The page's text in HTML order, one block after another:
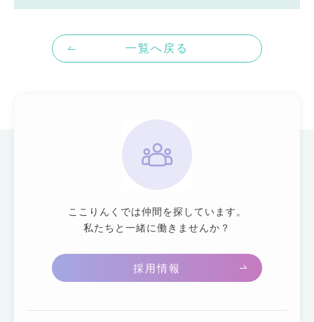
一覧へ戻る
ここりんくでは仲間を探しています。
私たちと一緒に働きませんか？
採用情報